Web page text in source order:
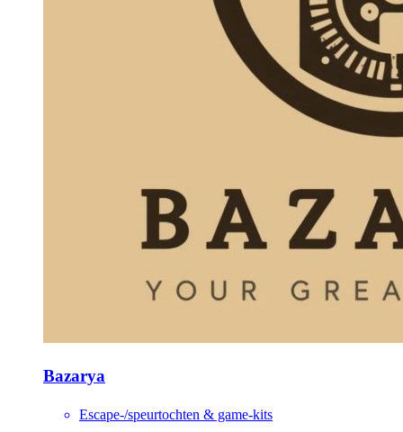
Bazarya
Escape-/speurtochten & game-kits